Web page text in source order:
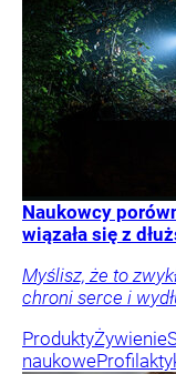
Naukowcy
wiązała się z
Myślisz, że to
chroni serce i
ProduktyŻywienie
naukowe